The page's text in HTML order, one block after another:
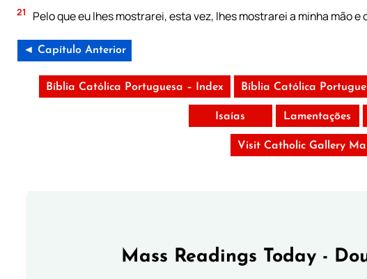
21 Pelo que eu lhes mostrarei, esta vez, lhes mostrarei a minha mão e
◄ Capítulo Anterior
Bíblia Católica Portuguesa – Index Bíblia Católica
Isaías Lamentações
Visit Catholic Gallery
Mass Readings Today -